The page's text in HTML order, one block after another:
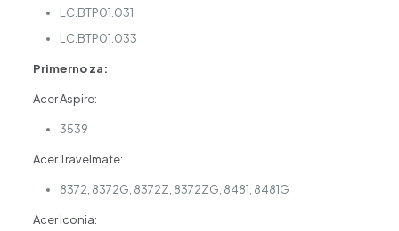
LC.BTP01.031
LC.BTP01.033
Primerno za:
Acer Aspire:
3539
Acer Travelmate:
8372, 8372G, 8372Z, 8372ZG, 8481, 8481G
Acer Iconia: